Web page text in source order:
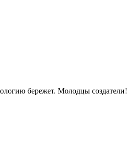
бережет. Молодцы создатели!